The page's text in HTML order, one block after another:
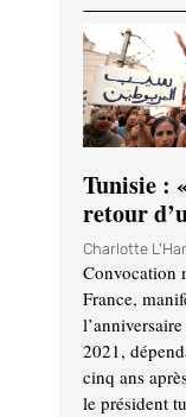
Tunisie :
retour
Charlotte
Convocation
France,
2021,
cinq ans
le président